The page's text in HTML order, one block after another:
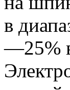
в
—25%